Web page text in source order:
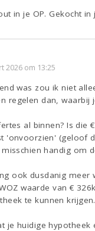
in je OP. Gekocht
2026 om 13:25
was zou ik niet
regelen dan, waarbij
al binnen? Is die
'onvoorzien' (geloof
handig om
ook dusdanig meer
waarde van €
te kunnen krijgen.
je huidige